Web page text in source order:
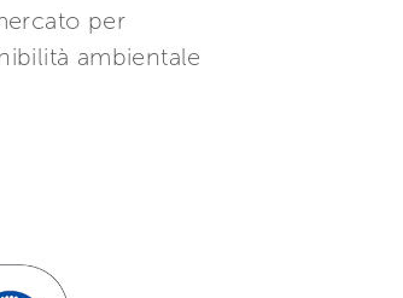
per
ambientale